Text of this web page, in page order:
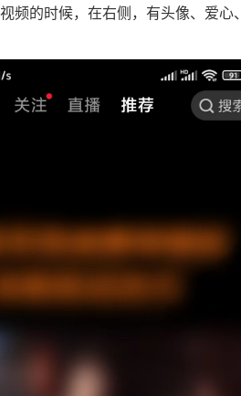
频的时候，在右侧，有头像、爱